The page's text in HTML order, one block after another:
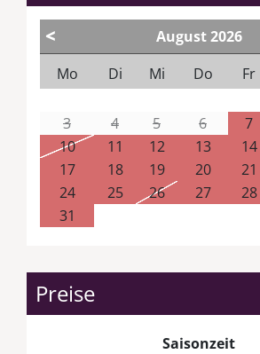
< August2026
Mo
Di Mi Do Fr
3
4 5 6 7
10
11 12 13 14
17
18 19 20 21
24
25 26 27 28
31
Preise
Saisonzeit